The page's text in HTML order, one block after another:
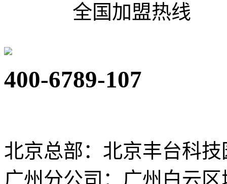
全国加盟热线
400-6789-107
北京总部：北京丰台科
广州分公司：广州白云